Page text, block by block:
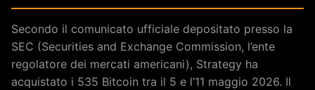
Secondo il comunicato ufficiale depositato presso la
SEC (Securities and Exchange Commission, l’ente
regolatore dei mercati americani), Strategy ha
acquistato i 535 Bitcoin tra il 5 e l’11 maggio 2026. Il